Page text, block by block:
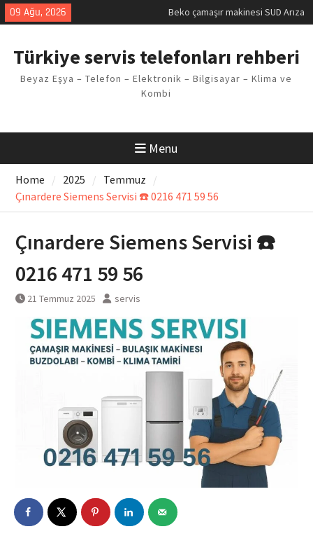
Skip
to
09 Ağu, 2026
Demirdöküm buzdolabı E1 Arıza
Demirdöküm çamaşır makinesi E5
Arızası Çözümü
E02 Arıza Kodu Regal kombi
Sorunu
Türkiye servis telefonları rehberi
Beyaz Eşya – Telefon – Elektronik – Bilgisayar – Klima ve
Kombi
Menu
Home 2025
Temmuz
Çınardere Siemens Servisi ☎️ 0216 471 59 56
Çınardere Siemens Servisi ☎️
0216 471 59 56
21 Temmuz 2025 servis